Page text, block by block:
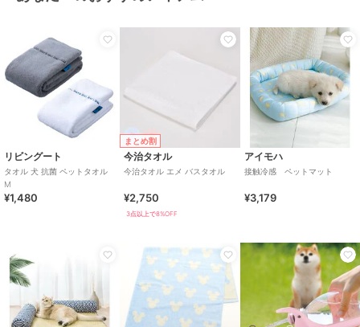
リビングート
タオル 犬 抗菌 ペットタオル
M
¥1,480
まとめ割
今治タオル
今治タオル エメ バスタオル
¥2,750
3点以上で8%OFF
アイモハ
接触冷感 ペットマット
¥3,179